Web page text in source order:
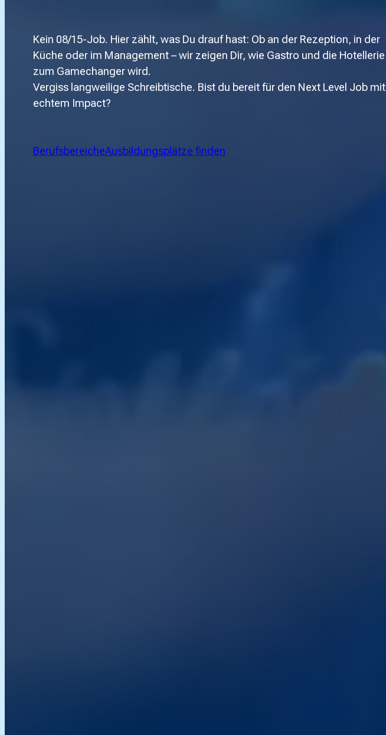
Kein 08/15-Job. Hier zählt, was Du drauf hast: Ob an der Rezeption, in der
Küche oder im Management – wir zeigen Dir, wie Gastro und die Hotellerie
zum Gamechanger wird.
Vergiss langweilige Schreibtische. Bist du bereit für den Next Level Job mit
echtem Impact?
BerufsbereicheAusbildungsplätze finden